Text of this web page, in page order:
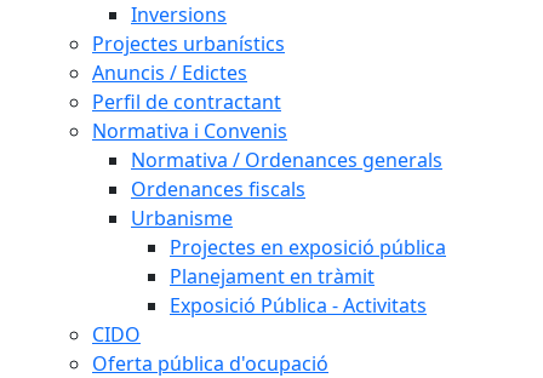
Inversions
Projectes urbanístics
Anuncis / Edictes
Perfil de contractant
Normativa i Convenis
Normativa / Ordenances generals
Ordenances fiscals
Urbanisme
Projectes en exposició pública
Planejament en tràmit
Exposició Pública - Activitats
CIDO
Oferta pública d'ocupació